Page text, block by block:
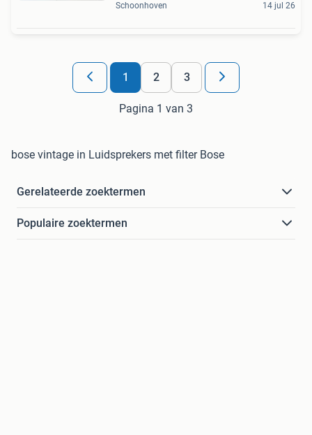
Schoonhoven 14 jul 26
1 2 3
Pagina 1 van 3
bose vintage in Luidsprekers met filter Bose
Gerelateerde zoektermen
Populaire zoektermen